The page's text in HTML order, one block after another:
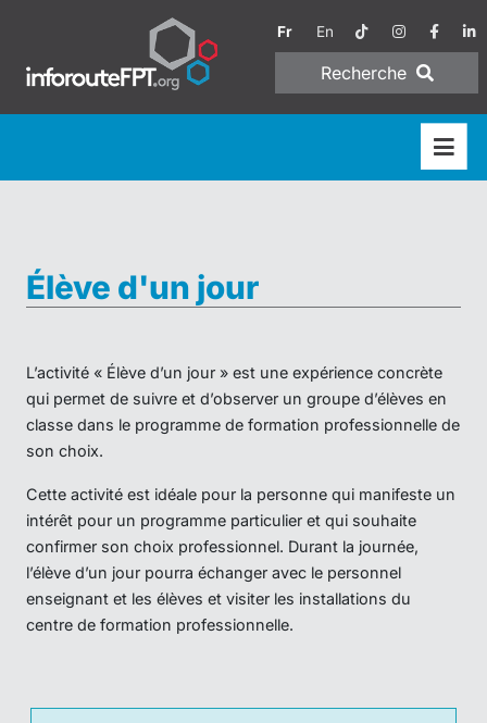
Fr En
Recherche
Élève d'un jour
L’activité « Élève d’un jour » est une expérience concrète
qui permet de suivre et d’observer un groupe d’élèves en
classe dans le programme de formation professionnelle de
son choix.
Cette activité est idéale pour la personne qui manifeste un
intérêt pour un programme particulier et qui souhaite
confirmer son choix professionnel. Durant la journée,
l’élève d’un jour pourra échanger avec le personnel
enseignant et les élèves et visiter les installations du
centre de formation professionnelle.